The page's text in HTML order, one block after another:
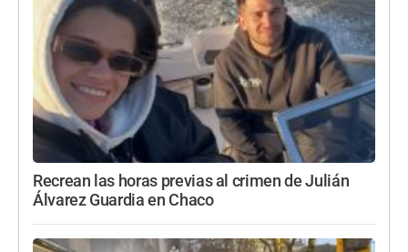
Recrean las horas previas al crimen de Julián
Álvarez Guardia en Chaco